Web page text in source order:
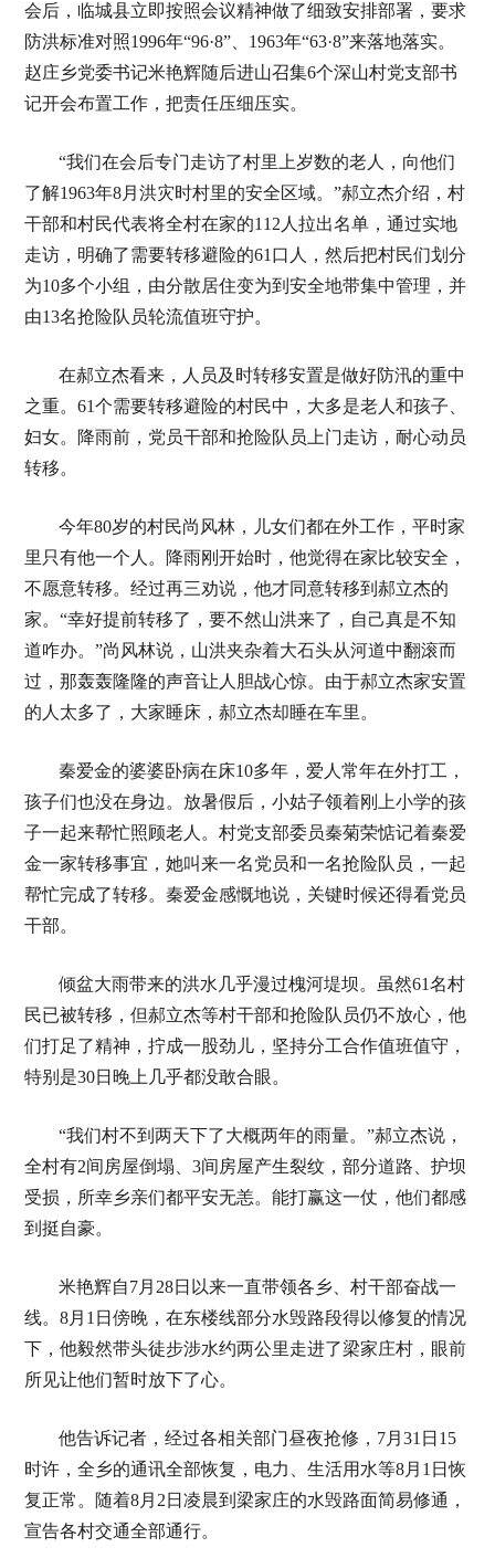
会后，临城县立即按照会议精神做了细致安排部署，要求
防洪标准对照1996年“96·8”、1963年“63·8”来落地落实。
赵庄乡党委书记米艳辉随后进山召集6个深山村党支部书
记开会布置工作，把责任压细压实。
“我们在会后专门走访了村里上岁数的老人，向他们
了解1963年8月洪灾时村里的安全区域。”郝立杰介绍，村
干部和村民代表将全村在家的112人拉出名单，通过实地
走访，明确了需要转移避险的61口人，然后把村民们划分
为10多个小组，由分散居住变为到安全地带集中管理，并
由13名抢险队员轮流值班守护。
在郝立杰看来，人员及时转移安置是做好防汛的重中
之重。61个需要转移避险的村民中，大多是老人和孩子、
妇女。降雨前，党员干部和抢险队员上门走访，耐心动员
转移。
今年80岁的村民尚风林，儿女们都在外工作，平时家
里只有他一个人。降雨刚开始时，他觉得在家比较安全，
不愿意转移。经过再三劝说，他才同意转移到郝立杰的
家。“幸好提前转移了，要不然山洪来了，自己真是不知
道咋办。”尚风林说，山洪夹杂着大石头从河道中翻滚而
过，那轰轰隆隆的声音让人胆战心惊。由于郝立杰家安置
的人太多了，大家睡床，郝立杰却睡在车里。
秦爱金的婆婆卧病在床10多年，爱人常年在外打工，
孩子们也没在身边。放暑假后，小姑子领着刚上小学的孩
子一起来帮忙照顾老人。村党支部委员秦菊荣惦记着秦爱
金一家转移事宜，她叫来一名党员和一名抢险队员，一起
帮忙完成了转移。秦爱金感慨地说，关键时候还得看党员
干部。
倾盆大雨带来的洪水几乎漫过槐河堤坝。虽然61名村
民已被转移，但郝立杰等村干部和抢险队员仍不放心，他
们打足了精神，拧成一股劲儿，坚持分工合作值班值守，
特别是30日晚上几乎都没敢合眼。
“我们村不到两天下了大概两年的雨量。”郝立杰说，
全村有2间房屋倒塌、3间房屋产生裂纹，部分道路、护坝
受损，所幸乡亲们都平安无恙。能打赢这一仗，他们都感
到挺自豪。
米艳辉自7月28日以来一直带领各乡、村干部奋战一
线。8月1日傍晚，在东楼线部分水毁路段得以修复的情况
下，他毅然带头徒步涉水约两公里走进了梁家庄村，眼前
所见让他们暂时放下了心。
他告诉记者，经过各相关部门昼夜抢修，7月31日15
时许，全乡的通讯全部恢复，电力、生活用水等8月1日恢
复正常。随着8月2日凌晨到梁家庄的水毁路面简易修通，
宣告各村交通全部通行。